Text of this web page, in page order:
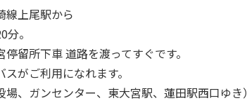
線上尾駅から
。
留所下車 道路を渡ってすぐです。
がご利用になれます。
場、ガンセンター、東大宮駅、蓮田駅西口ゆき）